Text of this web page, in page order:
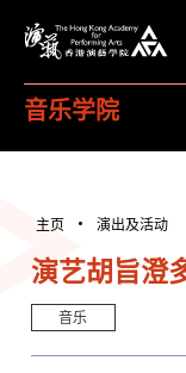
音乐学院
主页 演出及活动
演艺胡旨澄
音乐